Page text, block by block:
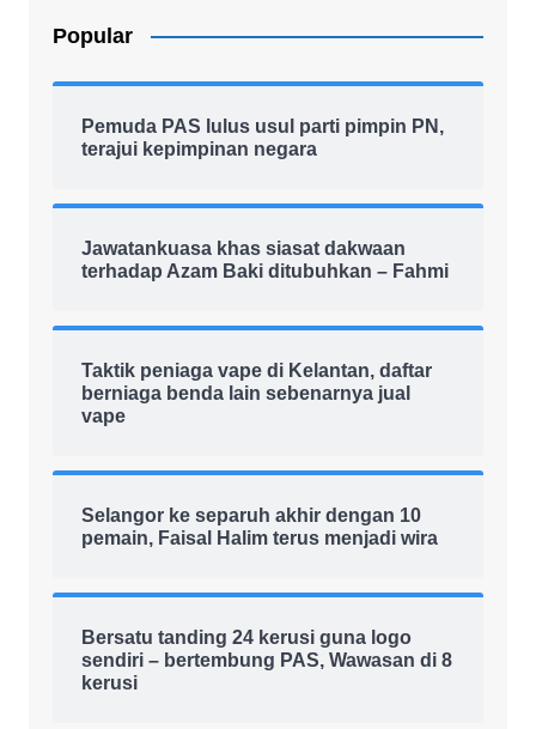
Popular
Pemuda PAS lulus usul parti pimpin PN,
terajui kepimpinan negara
Jawatankuasa khas siasat dakwaan
terhadap Azam Baki ditubuhkan – Fahmi
Taktik peniaga vape di Kelantan, daftar
berniaga benda lain sebenarnya jual
vape
Selangor ke separuh akhir dengan 10
pemain, Faisal Halim terus menjadi wira
Bersatu tanding 24 kerusi guna logo
sendiri – bertembung PAS, Wawasan di 8
kerusi